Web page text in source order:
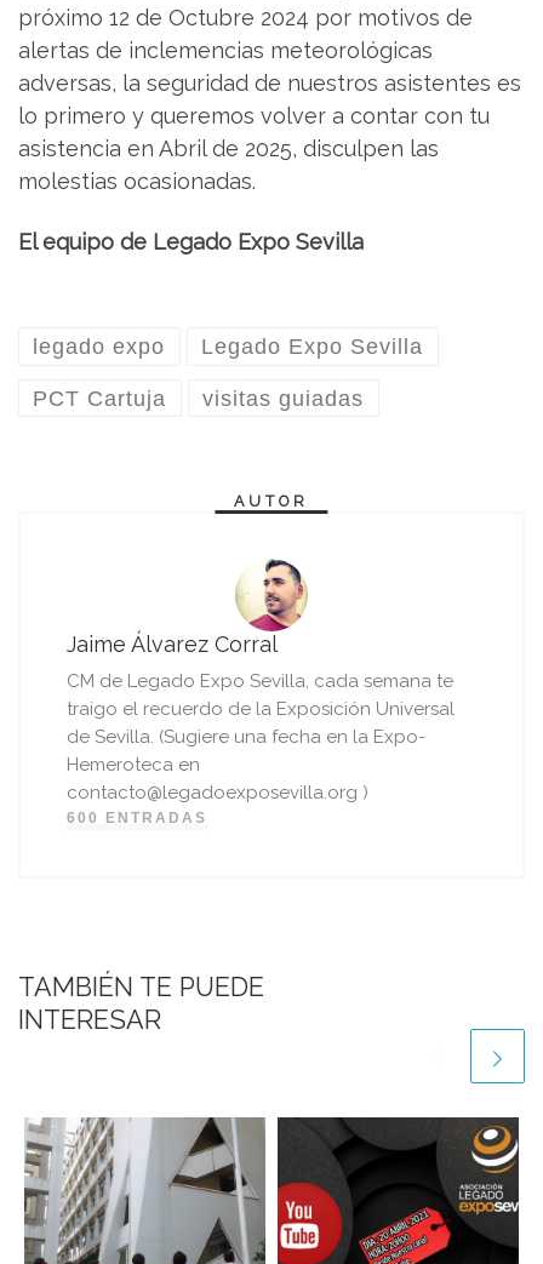
próximo 12 de Octubre 2024 por motivos de
alertas de inclemencias meteorológicas
adversas, la seguridad de nuestros asistentes es
lo primero y queremos volver a contar con tu
asistencia en Abril de 2025, disculpen las
molestias ocasionadas.
El equipo de Legado Expo Sevilla
legado expo Legado Expo Sevilla
PCT Cartuja visitas guiadas
AUTOR
Jaime Álvarez Corral
CM de Legado Expo Sevilla, cada semana te
traigo el recuerdo de la Exposición Universal
de Sevilla. (Sugiere una fecha en la Expo-
Hemeroteca en
contacto@legadoexposevilla.org )
600 ENTRADAS
TAMBIÉN TE PUEDE
INTERESAR